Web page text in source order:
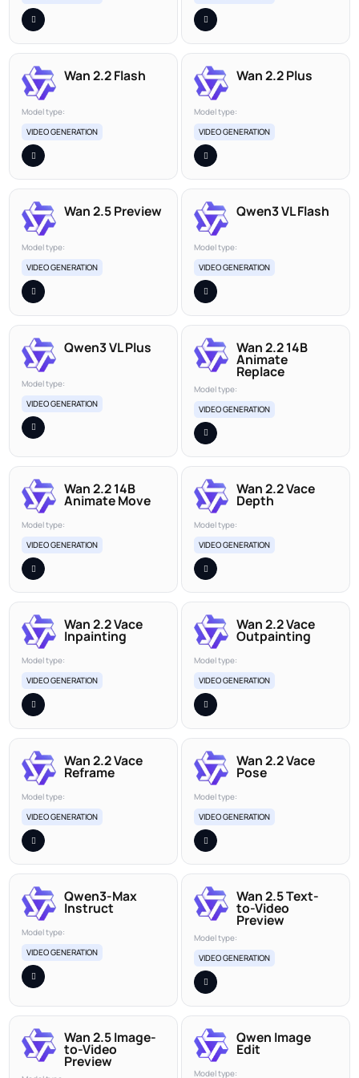
Wan 2.2 Flash
Model type:
VIDEO GENERATION
Wan 2.2 Plus
Model type:
VIDEO GENERATION
Wan 2.5 Preview
Model type:
VIDEO GENERATION
Qwen3 VL Flash
Model type:
VIDEO GENERATION
Qwen3 VL Plus
Model type:
VIDEO GENERATION
Wan 2.2 14B
Animate
Replace
Model type:
VIDEO GENERATION
Wan 2.2 14B
Animate Move
Model type:
VIDEO GENERATION
Wan 2.2 Vace
Depth
Model type:
VIDEO GENERATION
Wan 2.2 Vace
Inpainting
Model type:
VIDEO GENERATION
Wan 2.2 Vace
Outpainting
Model type:
VIDEO GENERATION
Wan 2.2 Vace
Reframe
Model type:
VIDEO GENERATION
Wan 2.2 Vace
Pose
Model type:
VIDEO GENERATION
Qwen3-Max
Instruct
Model type:
VIDEO GENERATION
Wan 2.5 Text-
to-Video
Preview
Model type:
VIDEO GENERATION
Wan 2.5 Image-
to-Video
Preview
Qwen Image
Edit
Model type: